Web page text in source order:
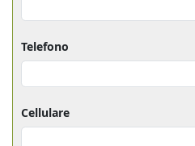
Telefono
Cellulare